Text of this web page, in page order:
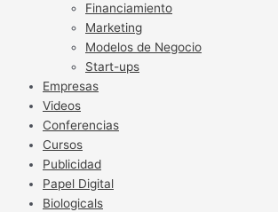
Financiamiento
Marketing
Modelos de Negocio
Start-ups
Empresas
Videos
Conferencias
Cursos
Publicidad
Papel Digital
Biologicals